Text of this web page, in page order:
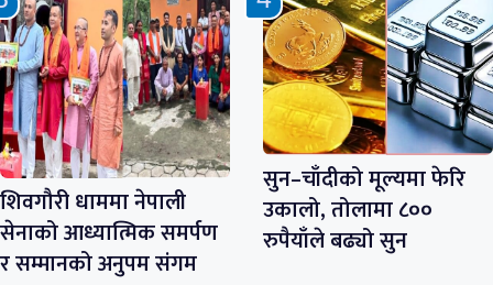
शिवगौरी धाममा नेपाली
सेनाको आध्यात्मिक समर्पण
र सम्मानको अनुपम संगम
सुन–चाँदीको मूल्यमा फेरि
उकालो, तोलामा ८००
रुपैयाँले बढ्यो सुन